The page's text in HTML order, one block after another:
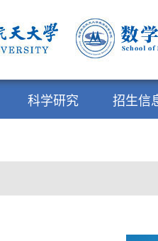
科学研究 招生信